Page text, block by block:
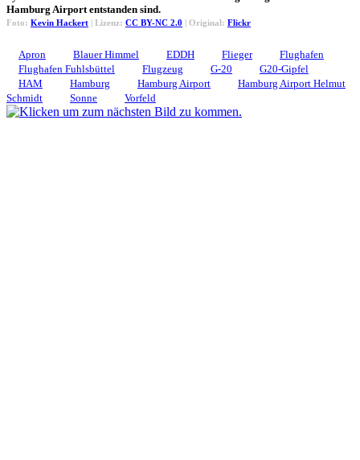
Hamburg Airport entstanden sind.
Foto: Kevin Hackert | Lizenz: CC BY-NC 2.0 | Original: Flickr
Apron Blauer Himmel EDDH Flieger
Flughafen
Flughafen Fuhlsbüttel
Flugzeug G-20
G20-Gipfel
HAM
Hamburg Hamburg Airport
Hamburg Airport Helmut
Schmidt
Sonne Vorfeld